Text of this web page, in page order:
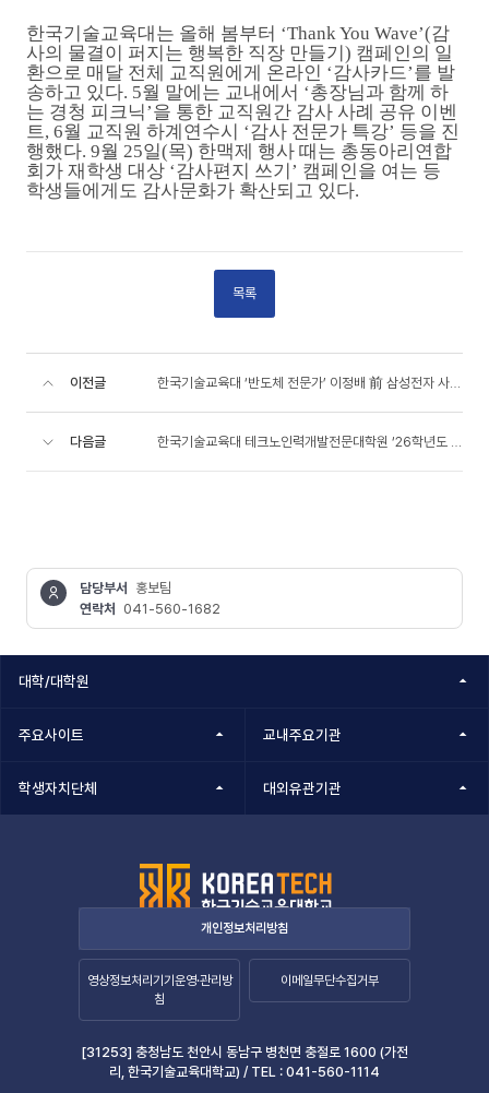
한국기술교육대는 올해 봄부터 ‘Thank You Wave’(감
사의 물결이 퍼지는 행복한 직장 만들기) 캠페인의 일
환으로 매달 전체 교직원에게 온라인 ‘감사카드’를 발
송하고 있다. 5월 말에는 교내에서 ‘총장님과 함께 하
는 경청 피크닉’을 통한 교직원간 감사 사례 공유 이벤
트 , 6월 교직원 하계연수시 ‘감사 전문가 특강’ 등을 진
행했다. 9월 25일(목) 한맥제 행사 때는 총동아리연합
회가 재학생 대상 ‘감사편지 쓰기 ’ 캠페인을 여는 등
학생들에게도 감사문화가 확산되고 있다.
목록
이전글
다음글
담당부서
홍보팀
연락처
041-560-1682
대학/대학원
주요사이트 교내주요기관
학생자치단체 대외유관기관
개인정보처리방침
영상정보처리기기운영·관리방
침
이메일무단수집거부
[31253] 충청남도 천안시 동남구 병천면 충절로 1600 (가전
리, 한국기술교육대학교) / TEL : 041-560-1114